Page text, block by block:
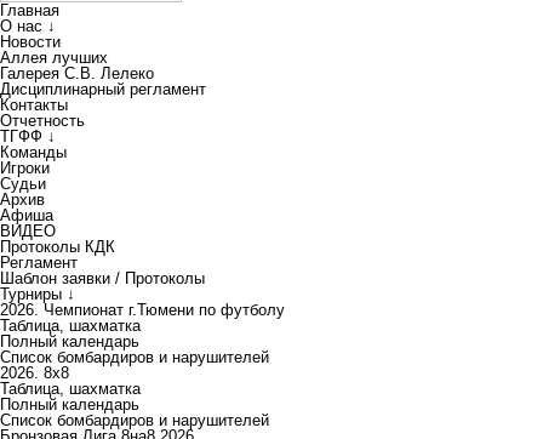
Главная
О нас ↓
Новости
Аллея лучших
Галерея С.В. Лелеко
Дисциплинарный регламент
Контакты
Отчетность
ТГФФ ↓
Команды
Игроки
Судьи
Архив
Афиша
ВИДЕО
Протоколы КДК
Регламент
Шаблон заявки / Протоколы
Турниры ↓
2026. Чемпионат г.Тюмени по футболу
Таблица, шахматка
Полный календарь
Список бомбардиров и нарушителей
2026. 8х8
Таблица, шахматка
Полный календарь
Список бомбардиров и нарушителей